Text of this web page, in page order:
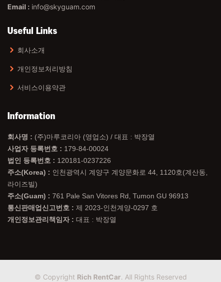
Email : info@skyguam.com
Useful Links
회사소개
개인정보처리방침
서비스이용약관
Information
회사명 : (주)마루코리아 (영업소) / 대표 : 박장열
사업자 등록번호 : 179-84-00024
법인 등록번호 : 120181-0237226
주소(Korea) : 인천광역시 계양구 계양문화로 44, 1120호(계산동,
라이즈빌)
주소(Guam) : 761 Pale San Vitores Rd, Tumon GU 96913
통신판매업신고번호 : 제 2023-인천계양-0297 호
개인정보관리책임자 : 대표 : 박장열
© Copyright Rich RentCar. All Rights Reserved